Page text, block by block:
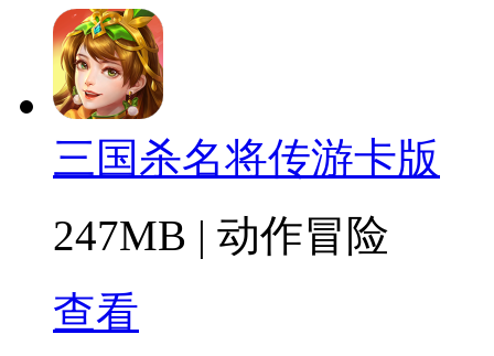
三国杀名将传游卡版
247MB | 动作冒险
查看